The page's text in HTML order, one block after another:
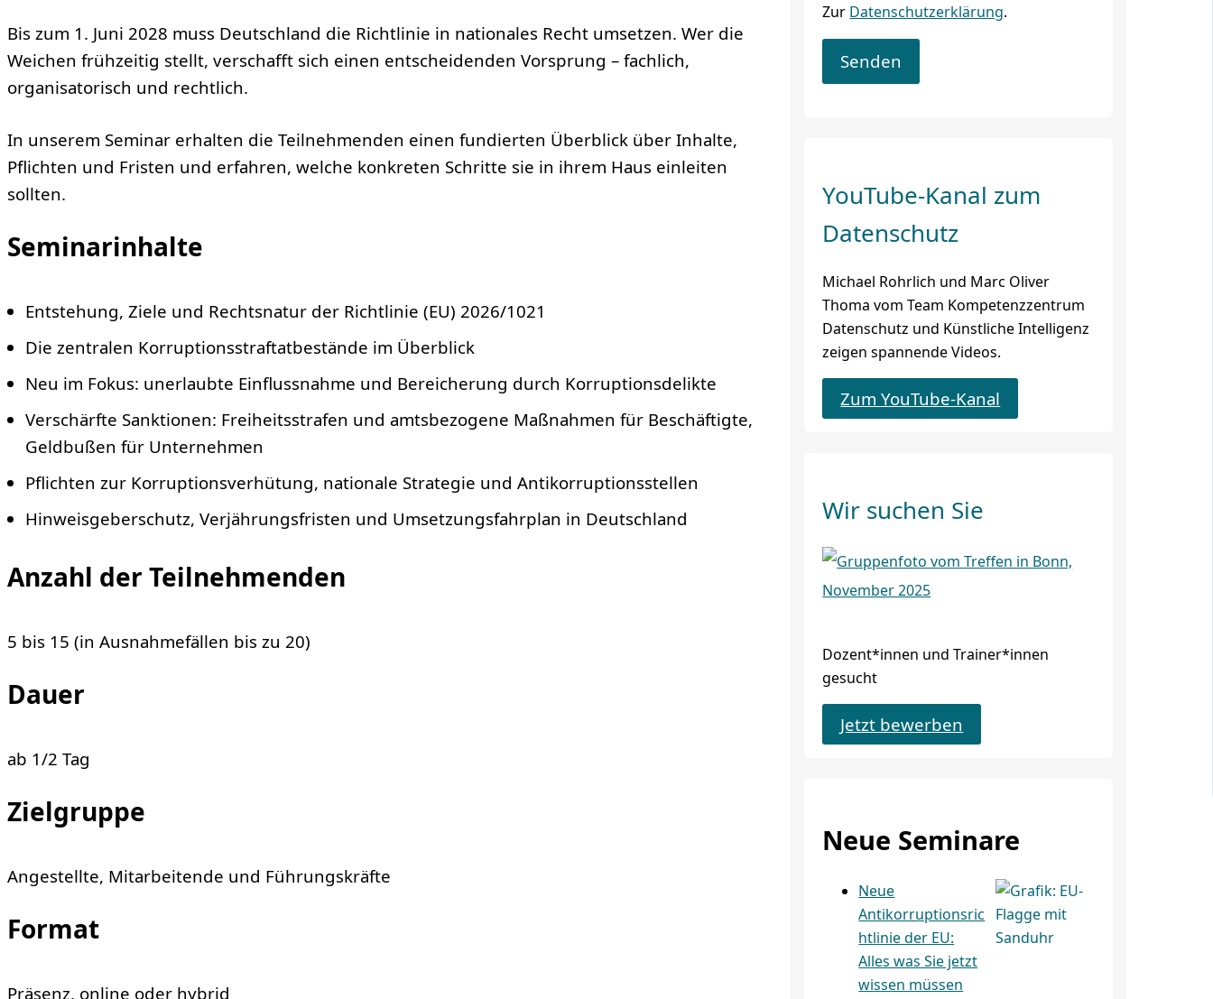
Bis zum 1. Juni 2028 muss Deutschland die Richtlinie in nationales Recht umsetzen. Wer die
Weichen frühzeitig stellt, verschafft sich einen entscheidenden Vorsprung – fachlich,
organisatorisch und rechtlich.
In unserem Seminar erhalten die Teilnehmenden einen fundierten Überblick über Inhalte,
Pflichten und Fristen und erfahren, welche konkreten Schritte sie in ihrem Haus einleiten
sollten.
Seminarinhalte
Entstehung, Ziele und Rechtsnatur der Richtlinie (EU) 2026/1021
Die zentralen Korruptionsstraftatbestände im Überblick
Neu im Fokus: unerlaubte Einflussnahme und Bereicherung durch Korruptionsdelikte
Verschärfte Sanktionen: Freiheitsstrafen und amtsbezogene Maßnahmen für Beschäftigte,
Geldbußen für Unternehmen
Pflichten zur Korruptionsverhütung, nationale Strategie und Antikorruptionsstellen
Hinweisgeberschutz, Verjährungsfristen und Umsetzungsfahrplan in Deutschland
Anzahl der Teilnehmenden
5 bis 15 (in Ausnahmefällen bis zu 20)
Dauer
ab 1/2 Tag
Zielgruppe
Angestellte, Mitarbeitende und Führungskräfte
Format
Präsenz, online oder hybrid
Zur Datenschutzerklärung.
YouTube-Kanal zum
Datenschutz
Michael Rohrlich und Marc Oliver
Thoma vom Team Kompetenzzentrum
Datenschutz und Künstliche Intelligenz
zeigen spannende Videos.
Zum YouTube-Kanal
Wir suchen Sie
Dozent*innen und Trainer*innen
gesucht
Jetzt bewerben
Neue Seminare
Neue
Antikorruptionsric
htlinie der EU:
Alles was Sie jetzt
wissen müssen